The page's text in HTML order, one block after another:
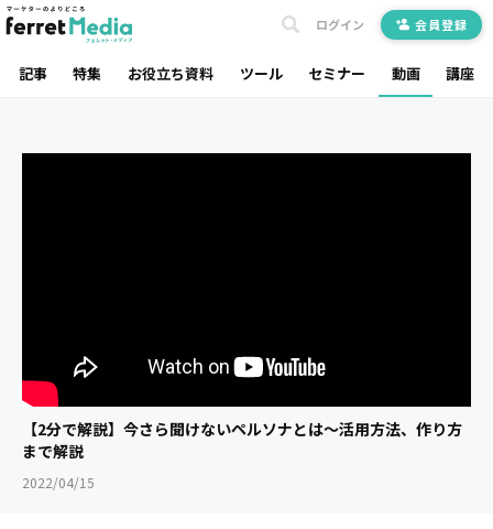
記事 特集 お役立ち資料 ツール セミナー 動画 講座
ログイン 会員登録
【2分で解説】今さら聞けないペルソナとは〜活用方法、作り方
まで解説
2022/04/15